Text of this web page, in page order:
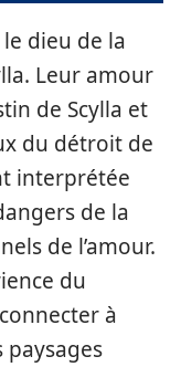
dieu de la
Leur amour
de Scylla et
du détroit de
interprétée
de la
de l’amour.
du
à
paysages